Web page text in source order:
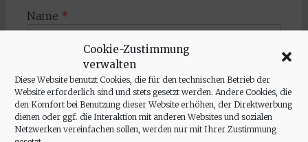
Cookie-Zustimmung
verwalten
Diese Website benutzt Cookies, die für den technischen Betrieb der
Website erforderlich sind und stets gesetzt werden. Andere Cookies, die
den Komfort bei Benutzung dieser Website erhöhen, der Direktwerbung
dienen oder ggf. die Interaktion mit anderen Websites und sozialen
Netzwerken vereinfachen sollen, werden nur mit Ihrer Zustimmung
Name *
E-Mail-Adresse*
Website